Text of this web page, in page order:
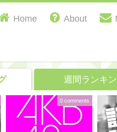
Home About
週間ランキ
0 comments